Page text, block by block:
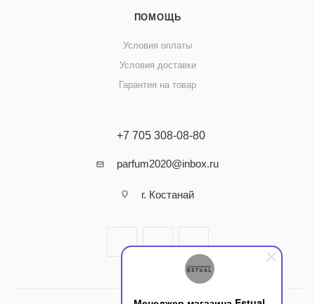
ПОМОЩЬ
Условия оплаты
Условия доставки
Гарантия на товар
+7 705 308-08-80
parfum2020@inbox.ru
г. Костанай